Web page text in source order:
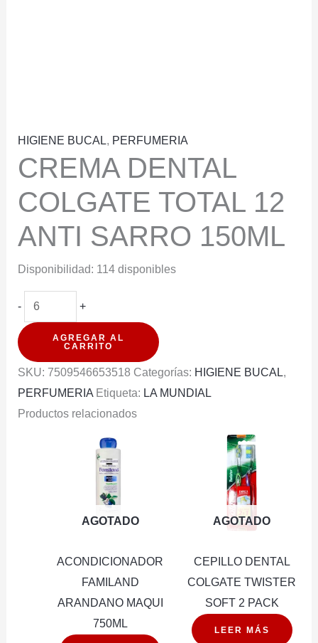
HIGIENE BUCAL, PERFUMERIA
CREMA DENTAL
COLGATE TOTAL 12
ANTI SARRO 150ML
Disponibilidad: 114 disponibles
-
CREMA
DENTAL
COLGATE
TOTAL
+
AGREGAR AL
CARRITO
SKU: 7509546653518 Categorías: HIGIENE BUCAL,
PERFUMERIA Etiqueta: LA MUNDIAL
Productos relacionados
AGOTADO
ACONDICIONADOR
FAMILAND
ARANDANO MAQUI
750ML
AGOTADO
CEPILLO DENTAL
COLGATE TWISTER
SOFT 2 PACK
LEER MÁS